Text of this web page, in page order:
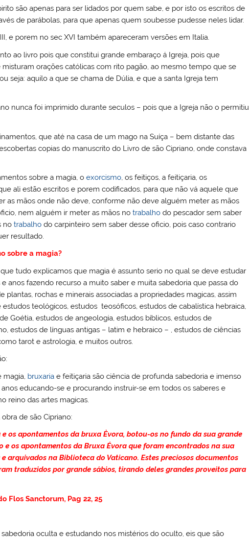
são apenas para ser lidados por quem sabe, e por isto os escritos de
de parábolas, para que apenas quem soubesse pudesse neles lidar.
e porem no sec XVI também apareceram versões em Italia.
ao livro pois que constitui grande embaraço á Igreja, pois que
orações católicas com rito pagão, ao mesmo tempo que se
seja: aquilo a que se chama de Dúlia, e que a santa Igreja tem
nunca foi imprimido durante seculos – pois que a Igreja não o permitiu
que até na casa de um mago na Suíça – bem distante das
copias do manuscrito do Livro de são Cipriano, onde constava
sobre a magia, oexorcismo, os feitiços, a feitiçaria, os
ali estão escritos e porem codificados, para que não vá aquele que
as mãos onde não deve, conforme não deve alguém meter as mãos
nem alguém ir meter as mãos notrabalho do pescador sem saber
notrabalho do carpinteiro sem saber desse oficio, pois caso contrario
resultado.
sobre a magia?
tudo explicamos que magia é assunto serio no qual se deve estudar
e anos fazendo recurso a muito saber e muita sabedoria que passa do
plantas, rochas e minerais associadas a propriedades magicas, assim
estudos teológicos, estudos teosóficos, estudos de cabalística hebraica,
Goétia, estudos de angeologia, estudos bíblicos, estudos de
estudos de línguas antigas – latim e hebraico – , estudos de ciências
tarot e astrologia, e muitos outros.
bruxaria e feitiçaria são ciência de profunda sabedoria e imenso
educando-se e procurando instruir-se em todos os saberes e
reino das artes magicas.
de são Cipriano:
os apontamentos da bruxa Èvora, botou-os no fundo da sua grande
e os apontamentos da Bruxa Évora que foram encontrados na sua
arquivados na Biblioteca do Vaticano. Estes preciosos documentos
traduzidos por grande sábios, tirando deles grandes proveitos para
Flos Sanctorum, Pag 22, 25
oculta e estudando nos mistérios do oculto, eis que são